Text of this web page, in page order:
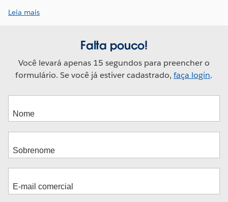
Leia mais
Falta pouco!
Você levará apenas 15 segundos para preencher o
formulário. Se você já estiver cadastrado,faça login.